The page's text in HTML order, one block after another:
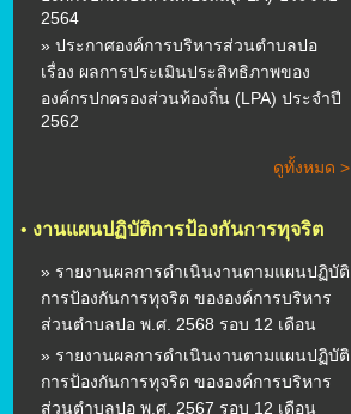
2564
» ประกาศองค์การบริหารส่วนตำบลปอ
เรื่อง ผลการประเมินประสิทธิภาพของ
องค์กรปกครองส่วนท้องถิ่น (LPA) ประจำปี
2562
ดูทั้งหมด >
• งานแผนปฏิบัติการป้องกันการทุจริต
» รายงานผลการดำเนินงานตามแผนปฏิบัติ
การป้องกันการทุจริต ขององค์การบริหาร
ส่วนตำบลปอ พ.ศ. 2568 รอบ 12 เดือน
» รายงานผลการดำเนินงานตามแผนปฏิบัติ
การป้องกันการทุจริต ขององค์การบริหาร
ส่วนตำบลปอ พ.ศ. 2567 รอบ 12 เดือน